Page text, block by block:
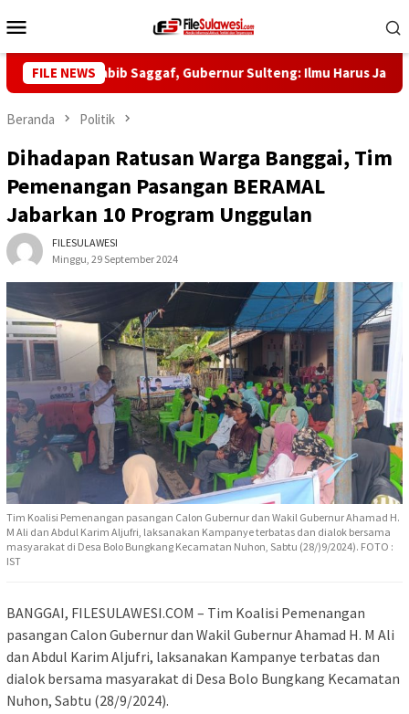
ke
Mobile
FILE NEWS
ke-5 Habib Saggaf, Gubernur Sulteng: Ilmu Harus Jadi
Beranda Politik
Dihadapan Ratusan Warga Banggai, Tim
Pemenangan Pasangan BERAMAL
Jabarkan 10 Program Unggulan
FILESULAWESI
Minggu, 29 September 2024
Tim Koalisi Pemenangan pasangan Calon Gubernur dan Wakil Gubernur Ahamad H.
M Ali dan Abdul Karim Aljufri, laksanakan Kampanye terbatas dan dialok bersama
masyarakat di Desa Bolo Bungkang Kecamatan Nuhon, Sabtu (28/)9/2024). FOTO :
IST
BANGGAI, FILESULAWESI.COM – Tim Koalisi Pemenangan
pasangan Calon Gubernur dan Wakil Gubernur Ahamad H. M Ali
dan Abdul Karim Aljufri, laksanakan Kampanye terbatas dan
dialok bersama masyarakat di Desa Bolo Bungkang Kecamatan
Nuhon, Sabtu (28/9/2024).